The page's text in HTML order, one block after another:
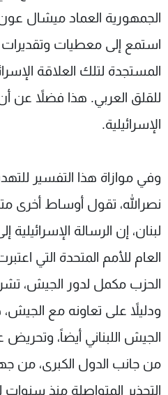
الجمهورية العماد ميشال عون
استمع إلى معطيات
المستجدة لتلك العلاقة
للقلق العربي. هذا فضلاً عن
الإسرائيلية.
وفي موازاة هذا التفسير
نصرالله، تقول أوساط أخرى
لبنان، إن الرسالة
العام للأمم المتحدة التي
الحزب مكمل لدور الجيش،
ودليلاً على تعاونه مع
الجيش اللبناني أيضاً،
من جانب الدول الكبرى، من
التحذير المتواصلة منذ